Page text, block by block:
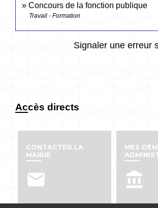
Concours de la fonction publique
Travail - Formation
Signaler une erreur
Accès directs
CONTACTER LA
MAIRIE
email
MES
account_balance